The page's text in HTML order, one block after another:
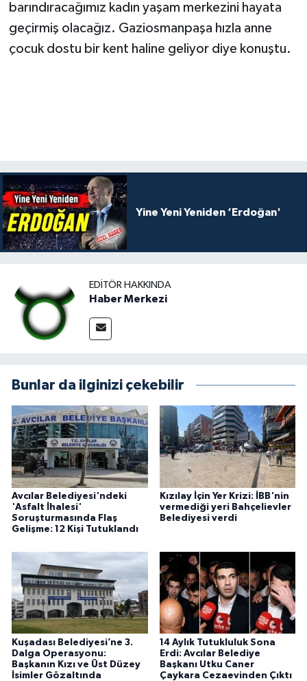
barındıracağımız kadın yaşam merkezini hayata
geçirmiş olacağız. Gaziosmanpaşa hızla anne
çocuk dostu bir kent haline geliyor diye konuştu.
Yine Yeni Yeniden ‘Erdoğan'
EDITÖR HAKKINDA
Haber Merkezi
Bunlar da ilginizi çekebilir
Avcılar Belediyesi'ndeki
'Asfalt İhalesi'
Soruşturmasında Flaş
Gelişme: 12 Kişi Tutuklandı
Kızılay İçin Yer Krizi: İBB'nin
vermediği yeri Bahçelievler
Belediyesi verdi
Kuşadası Belediyesi’ne 3.
Dalga Operasyonu:
Başkanın Kızı ve Üst Düzey
İsimler Gözaltında
14 Aylık Tutukluluk Sona
Erdi: Avcılar Belediye
Başkanı Utku Caner
Çaykara Cezaevinden Çıktı